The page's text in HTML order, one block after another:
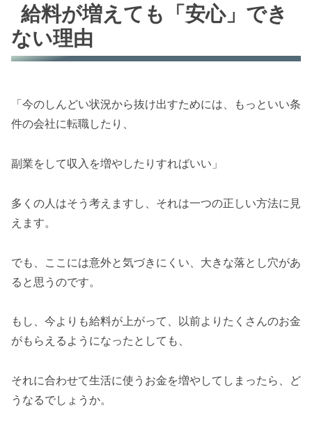
給料が増えても「安心」でき
ない理由
「今のしんどい状況から抜け出すためには、もっといい条
件の会社に転職したり、
副業をして収入を増やしたりすればいい」
多くの人はそう考えますし、それは一つの正しい方法に見
えます。
でも、ここには意外と気づきにくい、大きな落とし穴があ
ると思うのです。
もし、今よりも給料が上がって、以前よりたくさんのお金
がもらえるようになったとしても、
それに合わせて生活に使うお金を増やしてしまったら、ど
うなるでしょうか。